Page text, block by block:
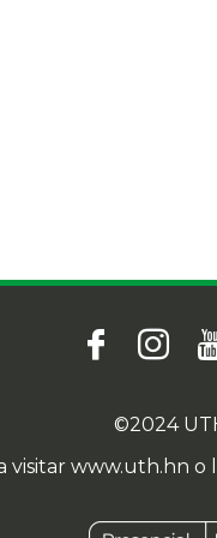
©2024
visitar www.uth.hn o